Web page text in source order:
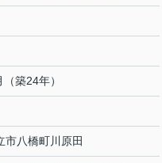
築24年）
市八橋町川原田